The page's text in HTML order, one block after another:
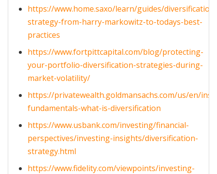
https://www.home.saxo/learn/guides/
strategy-from-harry-markowitz-to-todays-best-
practices
https://www.fortpittcapital.com/blog/protecting-
your-portfolio-diversification-strategies-during-
market-volatility/
https://privatewealth.goldmansachs.com/us/en/
fundamentals-what-is-diversification
https://www.usbank.com/investing/financial-
perspectives/investing-insights/diversification-
strategy.html
https://www.fidelity.com/viewpoints/investing-